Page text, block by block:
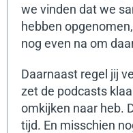
we vinden dat we
hebben
nog even na om
Daarnaast regel jij
zet de podcasts
omkijken naar heb.
tijd. En misschien